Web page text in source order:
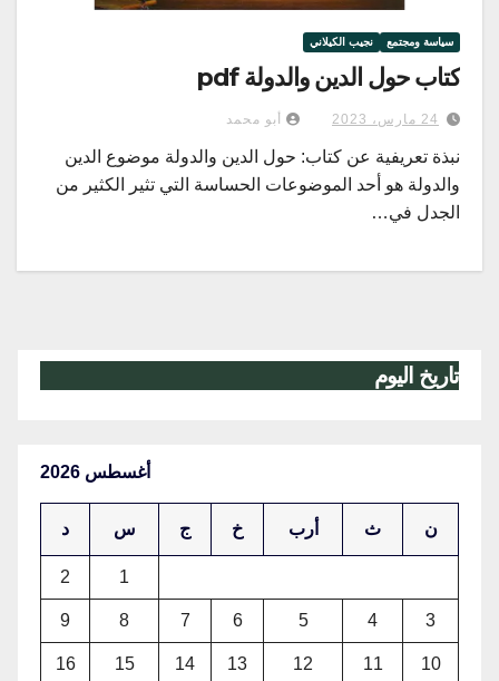
سياسة ومجتمع نجيب الكيلاني
كتاب حول الدين والدولة pdf
24 مارس، 2023 أبو محمد
نبذة تعريفية عن كتاب: حول الدين والدولة موضوع الدين
والدولة هو أحد الموضوعات الحساسة التي تثير الكثير من
الجدل في…
تاريخ اليوم
أغسطس 2026
ن ث أرب خ ج س د
1
2
3
4
5
6
7
8
9
10
11
12
13
14
15
16